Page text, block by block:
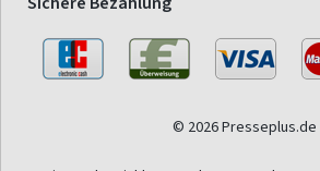
© 2026 Presseplus.de